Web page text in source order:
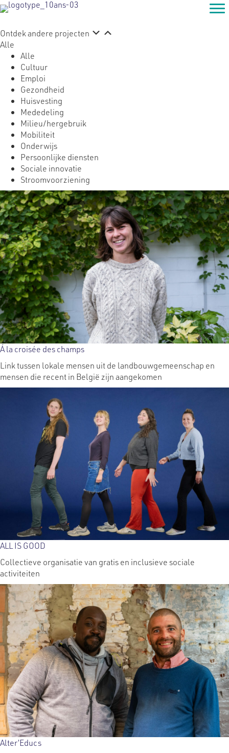
Ontdek andere projecten
Alle
Alle
Cultuur
Emploi
Gezondheid
Huisvesting
Mededeling
Milieu/hergebruik
Mobiliteit
Onderwijs
Persoonlijke diensten
Sociale innovatie
Stroomvoorziening
Á la croisée des champs
Link tussen lokale mensen uit de landbouwgemeenschap en
mensen die recent in België zijn aangekomen
ALL IS GOOD
Collectieve organisatie van gratis en inclusieve sociale
activiteiten
Alter’Educs